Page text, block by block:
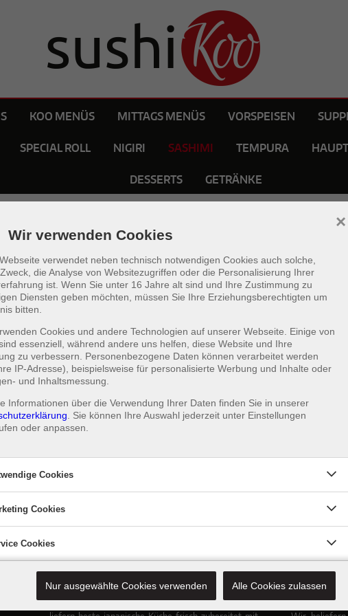
Wir verwenden Cookies
verwendet neben technisch notwendigen Cookies auch solche,
die Analyse von Websitezugriffen oder die Personalisierung Ihrer
ist. Wenn Sie unter 16 Jahre alt sind und Ihre Zustimmung zu
Diensten geben möchten, müssen Sie Ihre Erziehungsberechtigten um
bitten.
Cookies und andere Technologien auf unserer Webseite. Einige von
essenziell, während andere uns helfen, diese Website und Ihre
zu verbessern. Personenbezogene Daten können verarbeitet werden
IP-Adresse), beispielsweise für personalisierte Werbung und Inhalte oder
und Inhaltsmessung.
Informationen über die Verwendung Ihrer Daten finden Sie in unserer
. Sie können Ihre Auswahl jederzeit unter Einstellungen
oder anpassen.
×
Cookies
Cookies
Funktion der Website erforderlich.
Cookies
Wir verwenden Cookies, um personalisierte Inhalte und
personalisierte Anzeigen auszuspielen, Funktionen für
unsere Website zu analysieren. Außerdem geben wir
An
Cookies
Service Cookies
Cookies
Nur ausgewählte Cookies verwenden Alle Cookies zulassen
KOO MENÜS MITTAGS MENÜS VORSPEISEN
SPECIAL ROLL NIGIRI SASHIMI TEMPURA
DESSERTS GETRÄNKE
Sashimi
10 Scheiben
Sushikoo Qualität
Bei uns